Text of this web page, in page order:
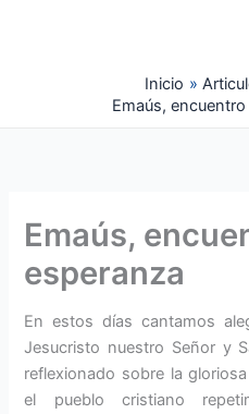
Inicio
Emaús,
Emaús,
esperanza
En estos días cantamos
Jesucristo nuestro Señor y
reflexionado sobre la
el pueblo cristiano